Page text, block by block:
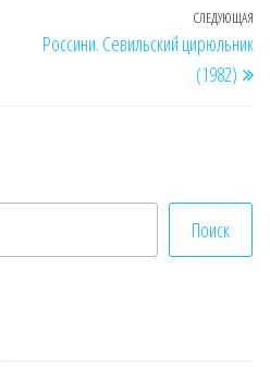
СЛЕДУЮЩАЯ
Россини. Севильский цирюльник
(1982)
Поиск